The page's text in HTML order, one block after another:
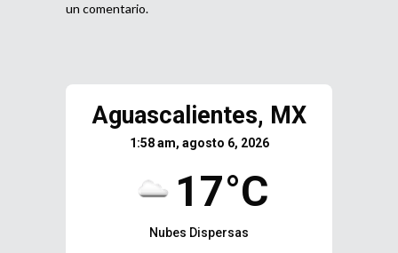
un comentario.
Aguascalientes, MX
1:58 am, agosto 6, 2026
17°C
Nubes Dispersas